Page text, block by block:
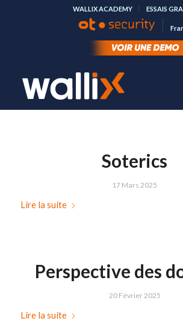
WALLIX ACADEMY ESSAIS
Soterics
17 Mars 2025
Lire la suite
Perspective des
20 Février 2025
Lire la suite